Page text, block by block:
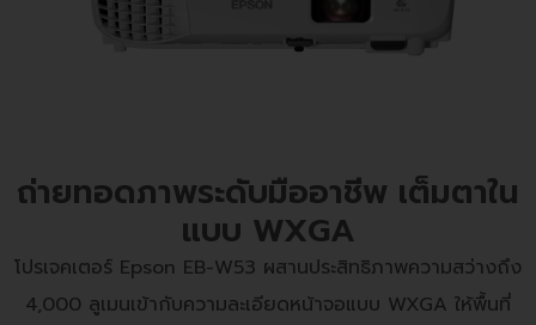
ถ่ายทอดภาพระดับมืออาชีพ เต็มตาใน
แบบ WXGA
โปรเจคเตอร์ Epson EB-W53 ผสานประสิทธิภาพความสว่างถึง
4,000 ลูเมนเข้ากับความละเอียดหน้าจอแบบ WXGA ให้พื้นที่